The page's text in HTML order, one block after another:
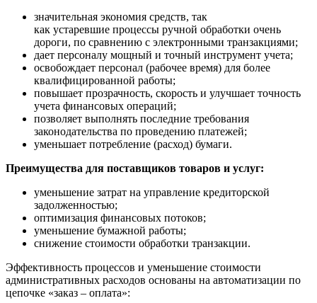
значительная экономия средств, так
как устаревшие процессы ручной обработки очень
дороги, по сравнению с электронными транзакциями;
дает персоналу мощный и точный инструмент учета;
освобождает персонал (рабочее время) для более
квалифицированной работы;
повышает прозрачность, скорость и улучшает точность
учета финансовых операций;
позволяет выполнять последние требования
законодательства по проведению платежей;
уменьшает потребление (расход) бумаги.
Преимущества для поставщиков товаров и услуг:
уменьшение затрат на управление кредиторской
задолженностью;
оптимизация финансовых потоков;
уменьшение бумажной работы;
снижение стоимости обработки транзакции.
Эффективность процессов и уменьшение стоимости
административных расходов основаны на автоматизации по
цепочке «заказ – оплата»: